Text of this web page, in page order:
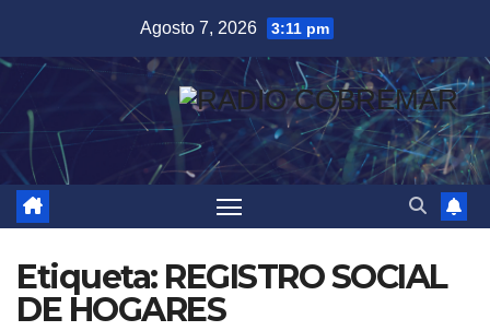
contenido
Agosto 7, 2026 3:11 pm
Etiqueta: REGISTRO SOCIAL
DE HOGARES